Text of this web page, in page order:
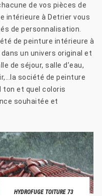
de vos pièces de
intérieure à Detrier vous
de personnalisation.
de peinture intérieure à
un univers original et
de séjour, salle d’eau,
société de peinture
ton et quel coloris
souhaitée et
HYDROFUGE TOITURE 73